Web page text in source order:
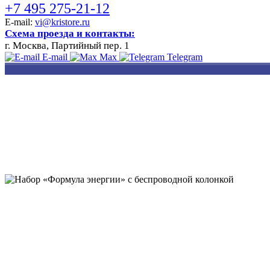
+7 495 275-21-12
E-mail: vi@kristore.ru
Схема проезда и контакты:
г. Москва, Партийный пер. 1
E-mail Max Telegram